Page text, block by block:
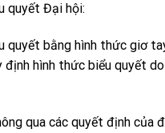
quyết Đại hội:
quyết bằng hình thức giơ
định hình thức biểu quyết
qua các quyết định của